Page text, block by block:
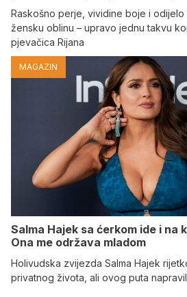
Raskošno perje, vividine boje i
žensku oblinu – upravo jednu takvu
pjevačica Rijana
MAGAZIN
Salma Hajek sa ćerkom ide i na
Ona me održava mladom
Holivudska zvijezda Salma Hajek
privatnog života, ali ovog puta